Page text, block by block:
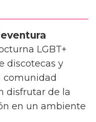
LGBT+
discotecas y
comunidad
disfrutar de la
en un ambiente